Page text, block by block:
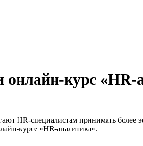
курс «HR-
HR-специалистам принимать более
курсе «HR-аналитика».